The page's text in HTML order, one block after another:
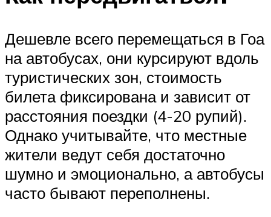
Дешевле всего перемещаться в Гоа
на автобусах, они курсируют вдоль
туристических зон, стоимость
билета фиксирована и зависит от
расстояния поездки (4-20 рупий).
Однако учитывайте, что местные
жители ведут себя достаточно
шумно и эмоционально, а автобусы
часто бывают переполнены.